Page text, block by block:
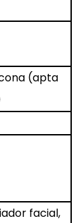
(apta
facial,